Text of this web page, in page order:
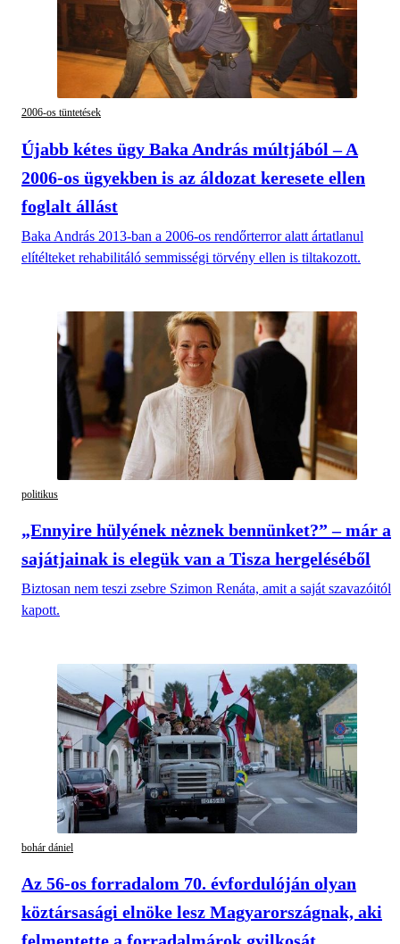
2006-os tüntetések
Újabb kétes ügy Baka András múltjából – A
2006-os ügyekben is az áldozat keresete ellen
foglalt állást
Baka András 2013-ban a 2006-os rendőrterror alatt ártatlanul
elítélteket rehabilitáló semmisségi törvény ellen is tiltakozott.
politikus
„Ennyire hülyének nėznek bennünket?” – már a
sajátjainak is elegük van a Tisza hergeléséből
Biztosan nem teszi zsebre Szimon Renáta, amit a saját szavazóitól
kapott.
bohár dániel
Az 56-os forradalom 70. évfordulóján olyan
köztársasági elnöke lesz Magyarországnak, aki